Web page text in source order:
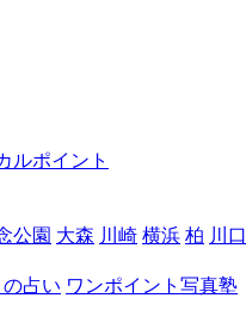
ルポイント
公園 大森 川崎 横浜 柏 川口
占い ワンポイント写真塾